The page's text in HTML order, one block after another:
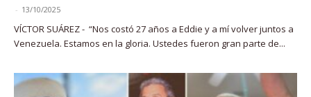
- 13/10/2025
VÍCTOR SUÁREZ - “Nos costó 27 años a Eddie y a mí volver juntos a
Venezuela. Estamos en la gloria. Ustedes fueron gran parte de...